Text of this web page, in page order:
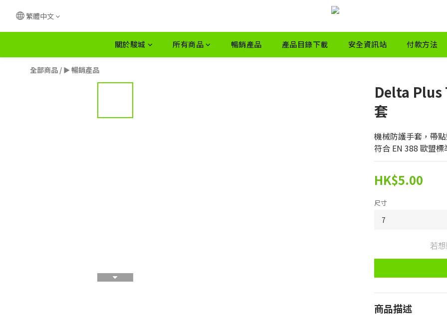
繁體中文
關於駿城 所有商品 暢銷產品 產品目錄下載 安全資訊站 付款方法
全部商品 / ► 暢銷產品
Delta Plus
套
機械防護手套，帶
符合 EN 388 歐盟標
HK$5.00
尺寸
若
商品描述